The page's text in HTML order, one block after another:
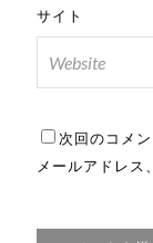
サイト
次回のコメ
メールアドレス